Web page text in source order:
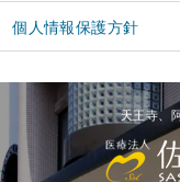
個人情報保護方針
天王寺、